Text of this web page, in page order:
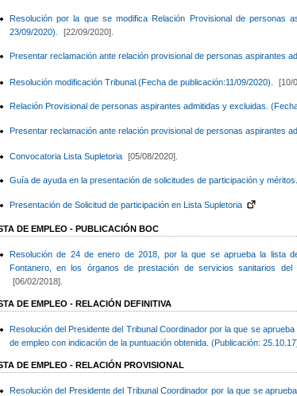
Resolución por la que se modifica Relación Provisional de personas
23/09/2020).
[22/09/2020].
Presentar reclamación ante relación provisional de personas aspirantes
Resolución modificación Tribunal.(Fecha de publicación:11/09/2020). [10/
Relación Provisional de personas aspirantes admitidas y excluidas.
Presentar reclamación ante relación provisional de personas aspirantes
Convocatoria Lista Supletoria [05/08/2020].
Guía de ayuda en la presentación de solicitudes de participación y méritos.
Presentación de Solicitud de participación en Lista Supletoria
DE EMPLEO - PUBLICACIÓN BOC
Resolución de 24 de enero de 2018, por la que se aprueba la lista
Fontanero, en los órganos de prestación de servicios sanitarios
[06/02/2018].
DE EMPLEO - RELACIÓN DEFINITIVA
Resolución del Presidente del Tribunal Coordinador por la que se
de empleo con indicación de la puntuación obtenida. (Publicación:
DE EMPLEO - RELACIÓN PROVISIONAL
Resolución del Presidente del Tribunal Coordinador por la que se